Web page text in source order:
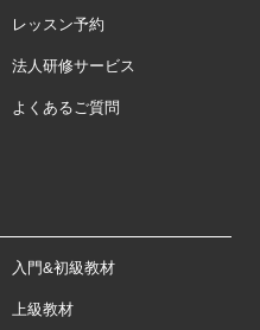
レッスン予約
法人研修サービス
よくあるご質問
入門&初級教材
上級教材